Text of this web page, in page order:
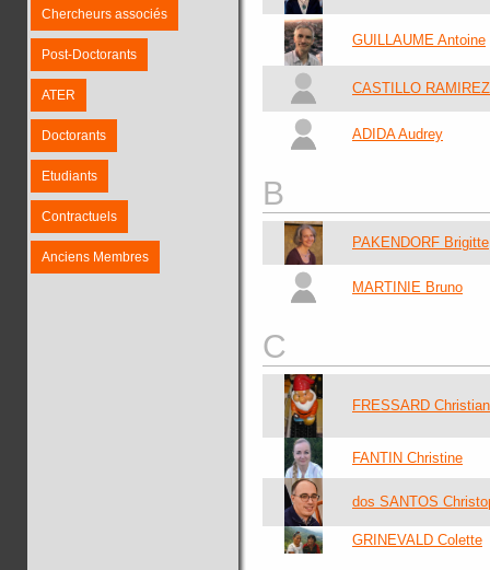
Chercheurs associés
Post-Doctorants
ATER
Doctorants
Etudiants
Contractuels
Anciens Membres
GUILLAUME Antoine
CASTILLO
ADIDA Audrey
B
PAKENDORF Brigitte
MARTINIE Bruno
C
FRESSARD Christian
FANTIN Christine
dos SANTOS
GRINEVALD Colette